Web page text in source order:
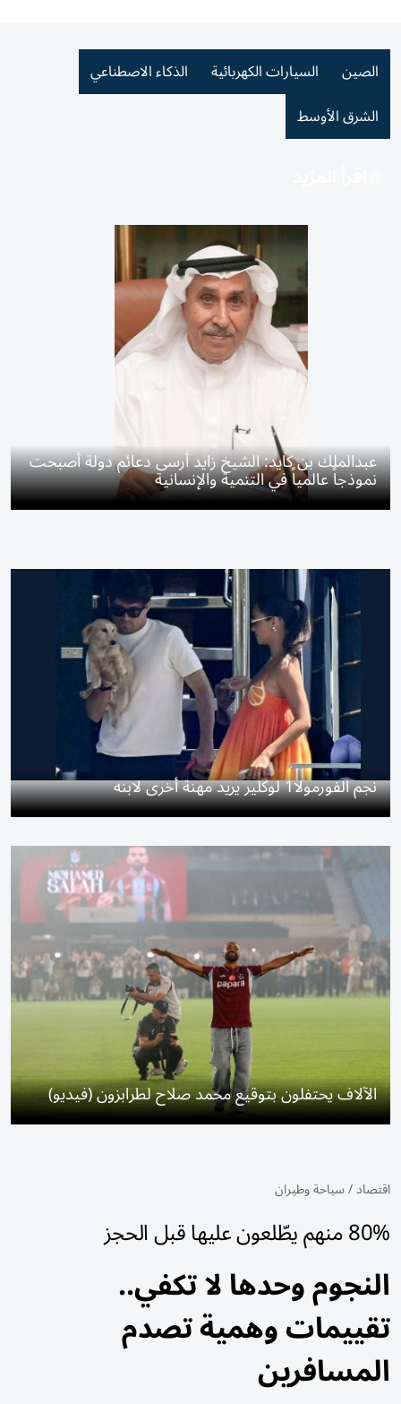
الصين السيارات الكهربائية
الذكاء الاصطناعي
الشرق الأوسط
عبدالملك بن كايد: الشيخ زايد أرسى دعائم دولة أصبحت
نموذجاً عالمياً في التنمية والإنسانية
نجم الفورمولا1 لوكلير يريد مهنة أخرى لابنه
الآلاف يحتفلون بتوقيع محمد صلاح لطرابزون (فيديو)
اقتصاد/سياحة وطيران
80% منهم يطّلعون عليها قبل الحجز
النجوم وحدها لا تكفي..
تقييمات وهمية تصدم
المسافرين